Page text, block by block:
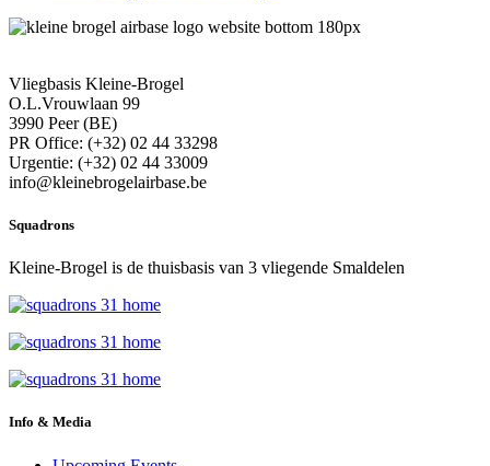
Vliegbasis Kleine-Brogel
O.L.Vrouwlaan 99
3990 Peer (BE)
PR Office: (+32) 02 44 33298
Urgentie: (+32) 02 44 33009
info@kleinebrogelairbase.be
Squadrons
Kleine-Brogel is de thuisbasis van 3 vliegende Smaldelen
Info & Media